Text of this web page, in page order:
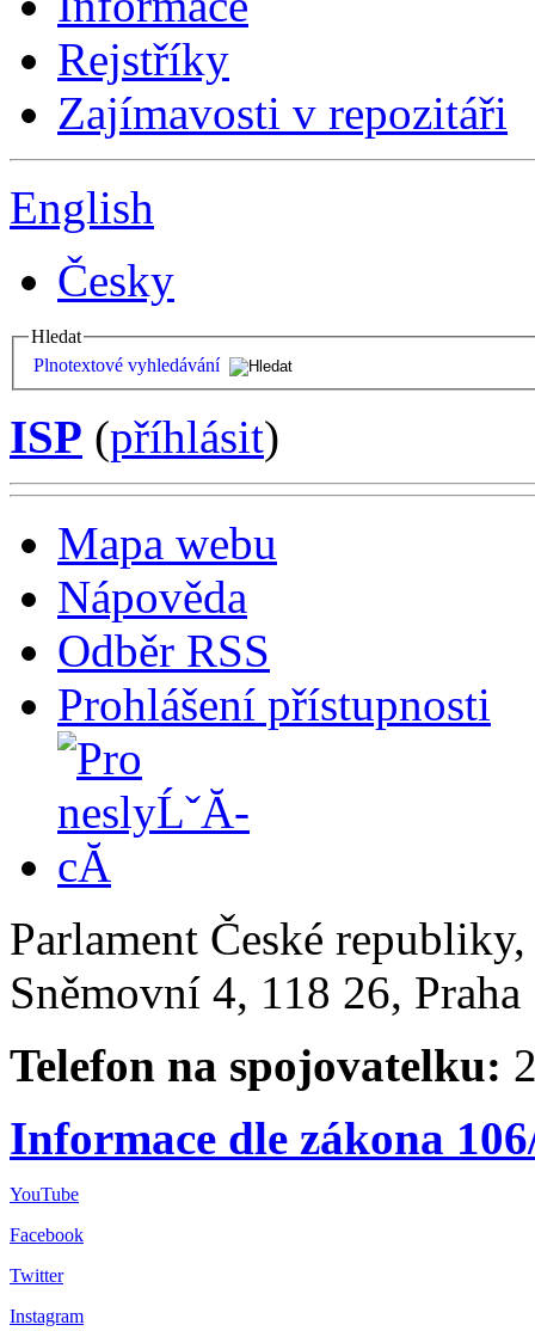
Rejstříky
Zajímavosti v repozitáři
English
Česky
Hledat
Plnotextové vyhledávání
ISP (příhlásit)
Mapa webu
Nápověda
Odběr RSS
Prohlášení přístupnosti
Parlament České
Sněmovní 4, 118 26,
Telefon na spojovatelku:
Informace dle zákona
YouTube
Facebook
Twitter
Instagram